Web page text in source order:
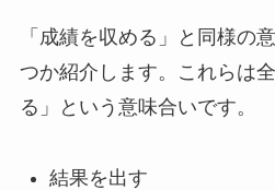
「成績を収める」と同様の
つか紹介します。これらは
る」という意味合いです。
結果を出す